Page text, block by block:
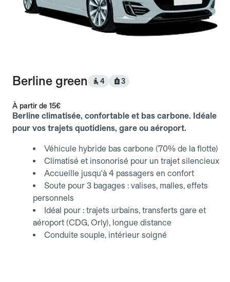
Berline green 4 3
À partir de 15€
Berline climatisée, confortable et bas carbone. Idéale
pour vos trajets quotidiens, gare ou aéroport.
Véhicule hybride bas carbone (70% de la flotte)
Climatisé et insonorisé pour un trajet silencieux
Accueille jusqu'à 4 passagers en confort
Soute pour 3 bagages : valises, malles, effets
personnels
Idéal pour : trajets urbains, transferts gare et
aéroport (CDG, Orly), longue distance
Conduite souple, intérieur soigné